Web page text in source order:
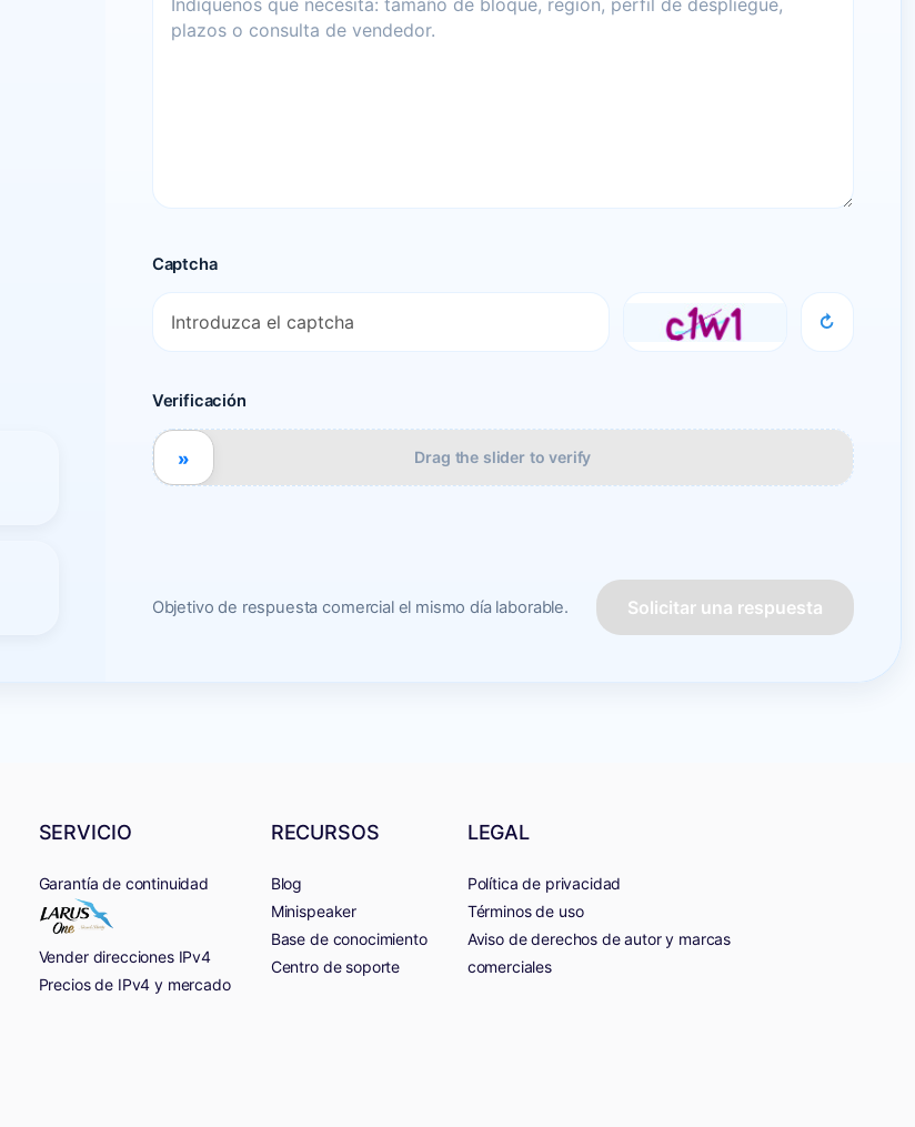
Captcha
↻
Verificación
Drag the slider to verify
»
Objetivo de respuesta comercial el mismo día laborable. Solicitar una respuesta
SERVICIO
Garantía de continuidad
Vender direcciones IPv4
Precios de IPv4 y mercado
RECURSOS
Blog
Minispeaker
Base de conocimiento
Centro de soporte
LEGAL
Política de privacidad
Términos de uso
Aviso de derechos de autor y marcas
comerciales